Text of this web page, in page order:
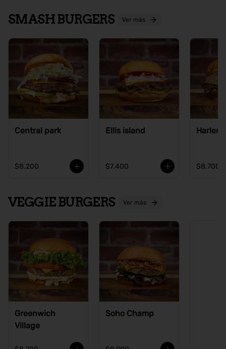
SMASH BURGERS Ver más
Central park
$8.200
Ellis island
$7.400
Harlem
$8.700
VEGGIE BURGERS Ver más
Greenwich
Village
Soho Champ